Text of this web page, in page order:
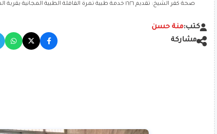
صحة كفر الشيخ: تقديم ١٦٢٦ خدمة طبية ثمرة القافلة الطبية المجانية بقرية الطراوي – مركز دسوق.
كتب:منة حسن
مشاركة